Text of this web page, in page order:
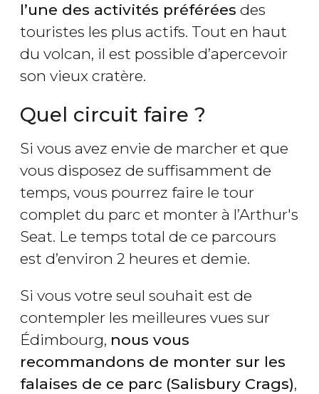
l’une des activités préférées des
touristes les plus actifs. Tout en haut
du volcan, il est possible d’apercevoir
son vieux cratère.
Quel circuit faire ?
Si vous avez envie de marcher et que
vous disposez de suffisamment de
temps, vous pourrez faire le tour
complet du parc et monter à l’Arthur's
Seat. Le temps total de ce parcours
est d’environ 2 heures et demie.
Si vous votre seul souhait est de
contempler les meilleures vues sur
Édimbourg, nous vous
recommandons de monter sur les
falaises de ce parc (Salisbury Crags),